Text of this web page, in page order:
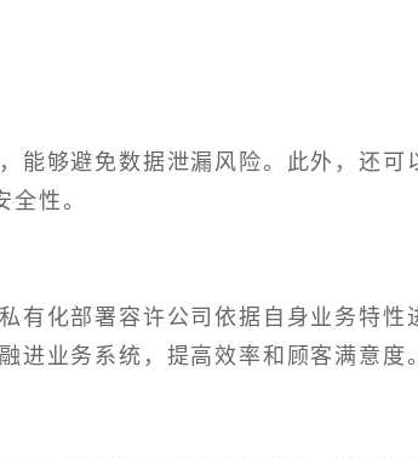
能够避免数据泄漏风险。此外，还可
性。
有化部署容许公司依据自身业务特性
进业务系统，提高效率和顾客满意度。